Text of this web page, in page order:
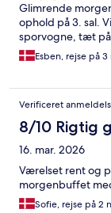
Glimrende
ophold på 3. sal.
sporvogne, tæt
Esben, rejse på
Verificeret
8/10 Rigtig
16. mar. 2026
Værelset rent og
morgenbuffet
Sofie, rejse på 2